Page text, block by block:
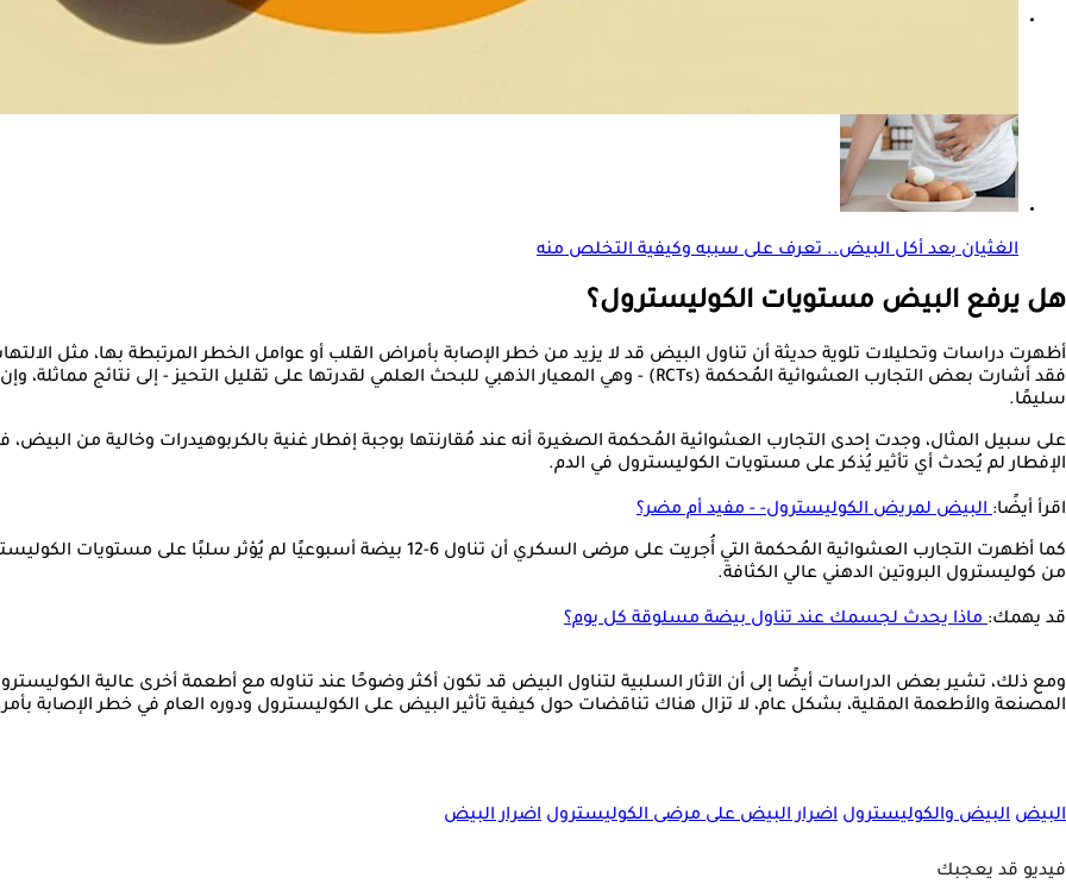
الغثيان بعد أكل البيض.. تعرف على سببه وكيفية التخلص منه
هل يرفع البيض مستويات الكوليسترول؟
أظهرت دراسات وتحليلات تلوية حديثة أن تناول البيض قد لا يزيد من خطر الإصابة بأمراض القلب أو عوامل الخطر المرتبطة بها، مثل
سليمًا.
الإفطار لم يُحدث أي تأثير يُذكر على مستويات الكوليسترول في الدم.
اقرأ أيضًا:البيض لمريض الكوليسترول- - مفيد أم مضر؟
كما أظهرت التجارب العشوائية المُحكمة التي أُجريت على مرضى السكري أن تناول 6-12
من كوليسترول البروتين الدهني عالي الكثافة.
قد يهمك:ماذا يحدث لجسمك عند تناول بيضة مسلوقة كل يوم؟
ومع ذلك، تشير بعض الدراسات أيضًا إلى أن الآثار السلبية لتناول البيض قد تكون أكثر وضوحًا عند تناوله مع أطعمة أخرى عالية
المصنعة والأطعمة المقلية، بشكل عام، لا تزال هناك تناقضات حول كيفية تأثير البيض على الكوليسترول ودوره العام في خطر الإصابة
البيض البيض والكوليسترول اضرار البيض على مرضى الكوليسترول اضرار البيض
فيديو قد يعجبك